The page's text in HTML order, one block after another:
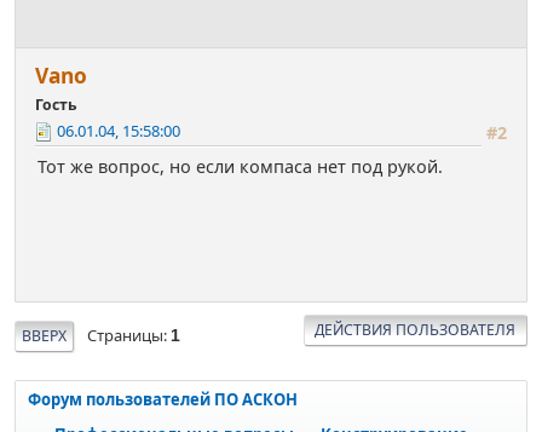
Vano
Гость
#2
06.01.04, 15:58:00
Тот же вопрос, но если компаса нет под рукой.
ВВЕРХ Страницы 1 ДЕЙСТВИЯ ПОЛЬЗОВАТЕЛЯ
Форум пользователей ПО АСКОН